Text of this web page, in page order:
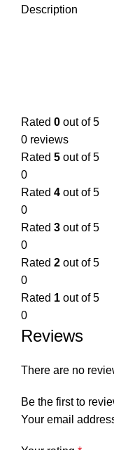
Description
Rated 0 out of 5
0 reviews
Rated 5 out of 5
0
Rated 4 out of 5
0
Rated 3 out of 5
0
Rated 2 out of 5
0
Rated 1 out of 5
0
Reviews
There are no
Your email